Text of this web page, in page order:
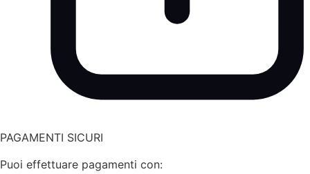
PAGAMENTI SICURI
Puoi effettuare pagamenti con: